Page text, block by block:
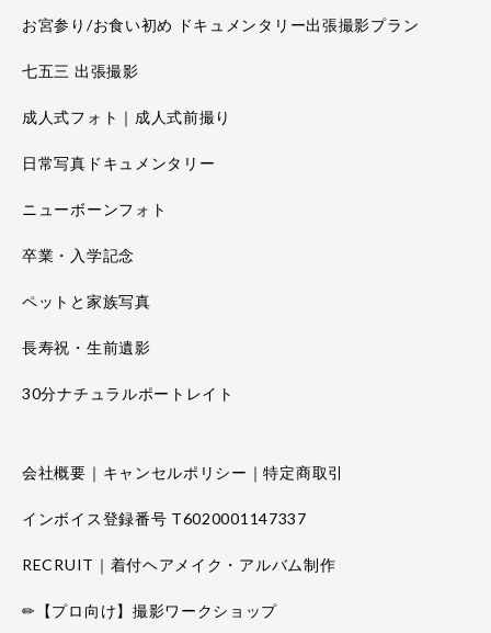
お宮参り/お食い初め ドキュメンタリー出張撮影プラン
七五三 出張撮影
成人式フォト｜成人式前撮り
日常写真ドキュメンタリー
ニューボーンフォト
卒業・入学記念
ペットと家族写真
長寿祝・生前遺影
30分ナチュラルポートレイト
会社概要｜キャンセルポリシー｜特定商取引
インボイス登録番号 T6020001147337
RECRUIT｜着付ヘアメイク・アルバム制作
✏【プロ向け】撮影ワークショップ